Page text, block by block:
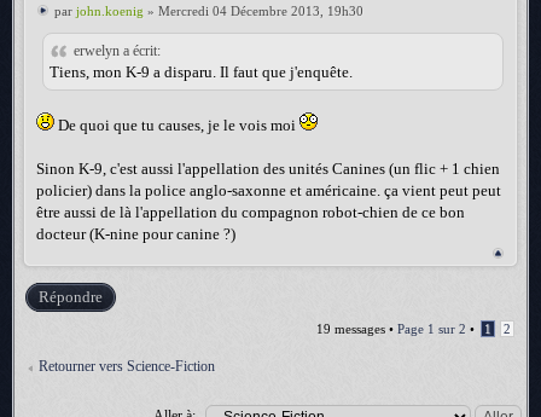
par john.koenig » Mercredi 04 Décembre 2013, 19h30
erwelyn a écrit:
Tiens, mon K-9 a disparu. Il faut que j'enquête.
De quoi que tu causes, je le vois moi
Sinon K-9, c'est aussi l'appellation des unités Canines (un flic + 1 chien
policier) dans la police anglo-saxonne et américaine. ça vient peut peut
être aussi de là l'appellation du compagnon robot-chien de ce bon
docteur (K-nine pour canine ?)
Répondre
19 messages • Page 1 sur 2 • 1 2
Retourner vers Science-Fiction